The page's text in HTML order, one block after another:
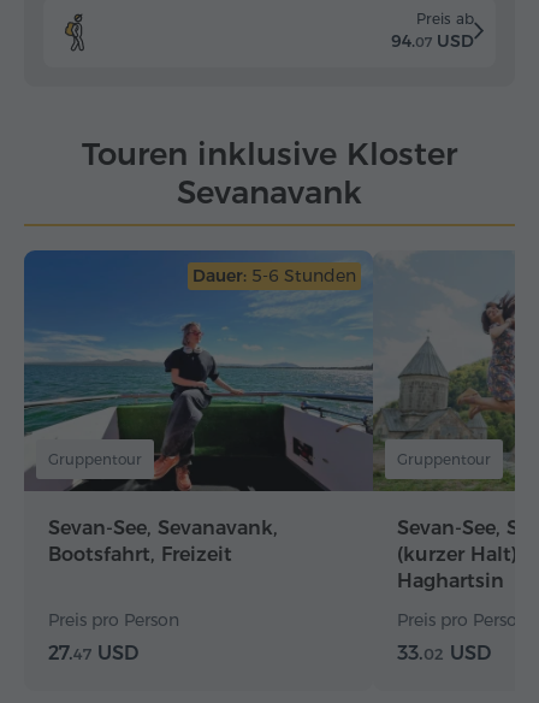
Preis ab
94.07 USD
Touren inklusive Kloster
Sevanavank
Dauer: 5-6 Stunden
Gruppentour
Sevan-See, Sevanavank,
Bootsfahrt, Freizeit
Preis pro Person
27.47 USD
Gruppentour
Sevan-See,
(kurzer Halt),
Haghartsin
Preis pro Person
33.02 USD